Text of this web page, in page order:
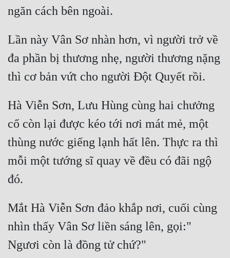
Lần này Vân Sơ nhàn hơn, vì người trở về
đa phần bị thương nhẹ, người thương nặng
Hà Viễn Sơn, Lưu Hùng cùng hai chưởng
cố còn lại được kéo tới nơi mát mẻ, một
thùng nước giếng lạnh hất lên. Thực ra thì
mỗi một tướng sĩ quay về đều có đãi ngộ
Mắt Hà Viễn Sơn đảo khắp nơi, cuối cùng
nhìn thấy Vân Sơ liền sáng lên, gọi:"